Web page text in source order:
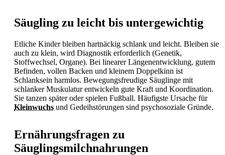
Säugling zu leicht bis untergewichtig
Etliche Kinder bleiben hartnäckig schlank und leicht. Bleiben sie
auch zu klein, wird Diagnostik erforderlich (Genetik,
Stoffwechsel, Organe). Bei linearer Längenentwicklung, gutem
Befinden, vollen Backen und kleinem Doppelkinn ist
Schlanksein harmlos. Bewegungsfreudige Säuglinge mit
schlanker Muskulatur entwickeln gute Kraft und Koordination.
Sie tanzen später oder spielen Fußball. Häufigste Ursache für
Kleinwuchs und Gedeihstörungen sind psychosoziale Gründe.
Ernährungsfragen zu
Säuglingsmilchnahrungen